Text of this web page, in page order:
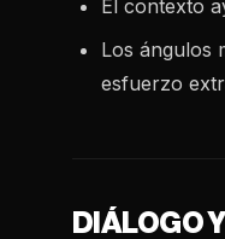
El contexto
Los ángulos
esfuerzo
DIÁLOGO